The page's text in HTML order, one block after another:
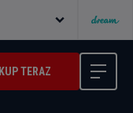
KUP TERAZ